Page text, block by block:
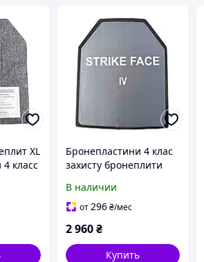
XL
класс
класс
Бронепластини 4 клас
захисту бронеплити
бронепластини для
бронежилета плити
В наличии
от296₴/мес
2 960₴
Купить